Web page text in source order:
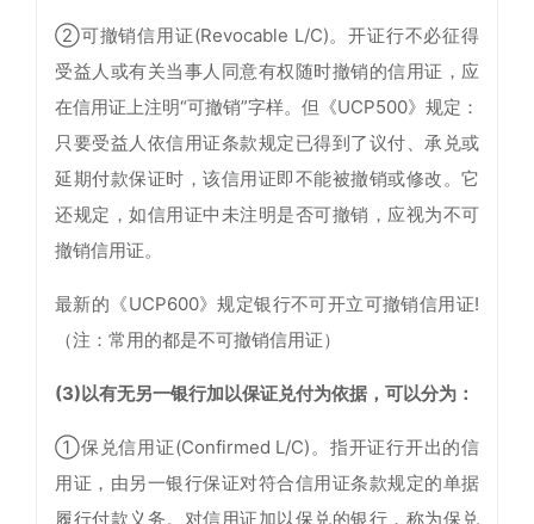
②可撤销信用证(Revocable L/C)。开证行不必征得
受益人或有关当事人同意有权随时撤销的信用证，应
在信用证上注明“可撤销”字样。但《UCP500》规定：
只要受益人依信用证条款规定已得到了议付、承兑或
延期付款保证时，该信用证即不能被撤销或修改。它
还规定，如信用证中未注明是否可撤销，应视为不可
撤销信用证。
最新的《UCP600》规定银行不可开立可撤销信用证!
（注：常用的都是不可撤销信用证）
(3)以有无另一银行加以保证兑付为依据，可以分为：
①保兑信用证(Confirmed L/C)。指开证行开出的信
用证，由另一银行保证对符合信用证条款规定的单据
履行付款义务。对信用证加以保兑的银行，称为保兑